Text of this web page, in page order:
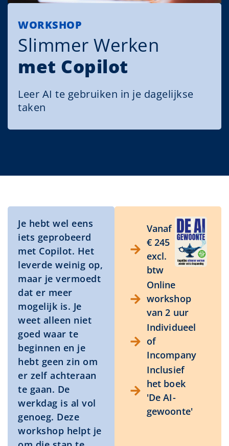
WORKSHOP
Slimmer Werken
met Copilot
Leer AI te gebruiken in je dagelijkse
taken
Je hebt wel eens
iets geprobeerd
met Copilot. Het
leverde weinig op,
maar je vermoedt
dat er meer
mogelijk is. Je
weet alleen niet
goed waar te
beginnen en je
hebt geen zin om
er zelf achteraan
te gaan. De
werkdag is al vol
genoeg. Deze
workshop helpt je
Vanaf
€ 245
excl.
btw
Online
workshop
van 2 uur
Individueel
of
Incompany
Inclusief
het boek
'De AI-
gewoonte'